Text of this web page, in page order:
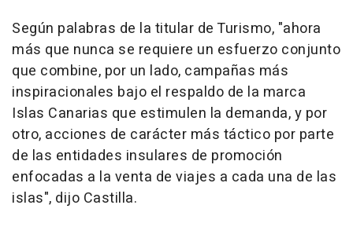
Según palabras de la titular de Turismo, "ahora
más que nunca se requiere un esfuerzo conjunto
que combine, por un lado, campañas más
inspiracionales bajo el respaldo de la marca
Islas Canarias que estimulen la demanda, y por
otro, acciones de carácter más táctico por parte
de las entidades insulares de promoción
enfocadas a la venta de viajes a cada una de las
islas", dijo Castilla.